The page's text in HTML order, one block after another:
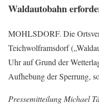
Waldautobahn
MOHLSDORF. Die
Teichwolframsdorf
Uhr auf Grund der
Aufhebung der Sperrung,
Pressemitteilung Michael